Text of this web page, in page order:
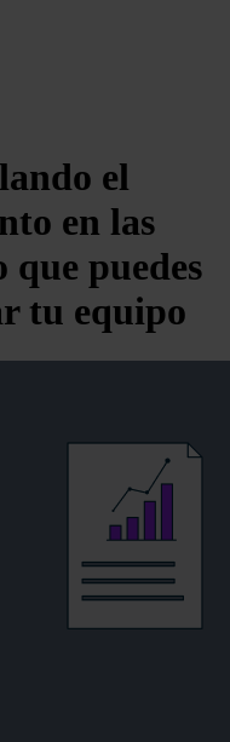
el
en las
que puedes
tu equipo